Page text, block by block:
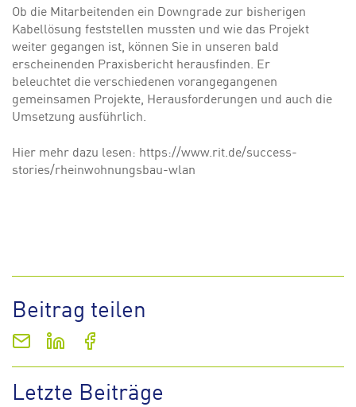
Ob die Mitarbeitenden ein Downgrade zur bisherigen
Kabellösung feststellen mussten und wie das Projekt
weiter gegangen ist, können Sie in unseren bald
erscheinenden Praxisbericht herausfinden. Er
beleuchtet die verschiedenen vorangegangenen
gemeinsamen Projekte, Herausforderungen und auch die
Umsetzung ausführlich.
Hier mehr dazu lesen: https://www.rit.de/success-
stories/rheinwohnungsbau-wlan
Beitrag teilen
Letzte Beiträge